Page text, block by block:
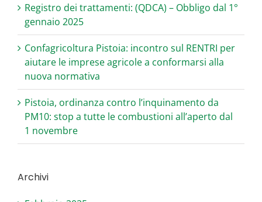
Registro dei trattamenti: (QDCA) – Obbligo dal 1°
gennaio 2025
Confagricoltura Pistoia: incontro sul RENTRI per
aiutare le imprese agricole a conformarsi alla
nuova normativa
Pistoia, ordinanza contro l’inquinamento da
PM10: stop a tutte le combustioni all’aperto dal
1 novembre
Archivi